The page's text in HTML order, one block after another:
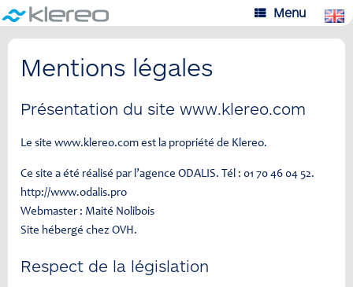
Skip
to
content
Menu
Mentions légales
Présentation du site www.klereo.com
Le site www.klereo.com est la propriété de Klereo.
Ce site a été réalisé par l’agence ODALIS. Tél : 01 70 46 04 52.
http://www.odalis.pro
Webmaster : Maité Nolibois
Site hébergé chez OVH.
Respect de la législation